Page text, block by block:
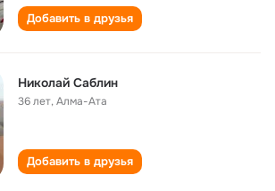
Добавить в друзья
Николай Саблин
36 лет,Алма-Ата
Добавить в друзья